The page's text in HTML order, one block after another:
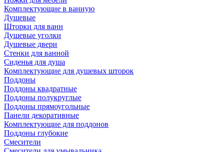
Комплектующие в ванную
Душевые
Шторки для ванн
Душевые уголки
Душевые двери
Стенки для ванной
Сиденья для душа
Комплектующие для душевых шторок
Поддоны
Поддоны квадратные
Поддоны полукруглые
Поддоны прямоугольные
Панели декоративные
Комплектующие для поддонов
Поддоны глубокие
Смесители